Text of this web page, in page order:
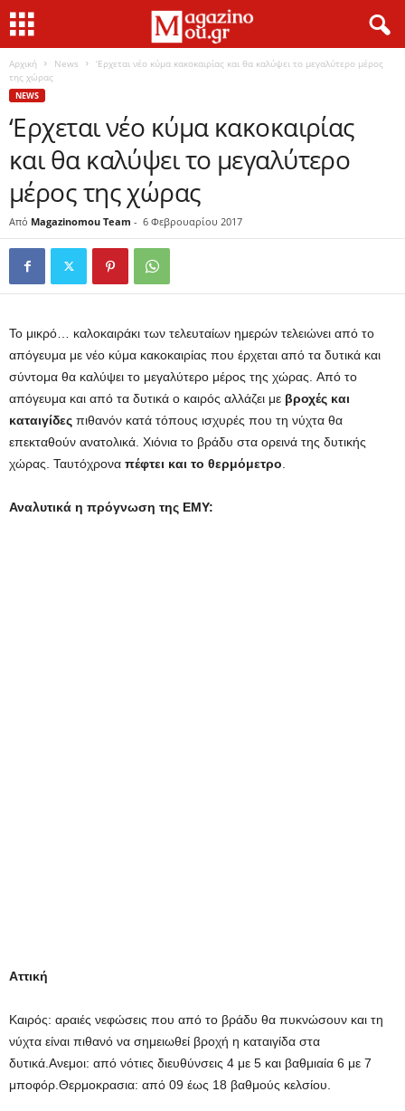
Αρχική News
‘Ερχεται νέο κύμα κακοκαιρίας και θα καλύψει το μεγαλύτερο μέρος
της χώρας
NEWS
‘Ερχεται νέο κύμα κακοκαιρίας
και θα καλύψει το μεγαλύτερο
μέρος της χώρας
Από Magazinomou Team - 6 Φεβρουαρίου 2017
Το μικρό… καλοκαιράκι των τελευταίων ημερών τελειώνει από το
απόγευμα με νέο κύμα κακοκαιρίας που έρχεται από τα δυτικά και
σύντομα θα καλύψει το μεγαλύτερο μέρος της χώρας. Από το
απόγευμα και από τα δυτικά ο καιρός αλλάζει με βροχές και
καταιγίδες πιθανόν κατά τόπους ισχυρές που τη νύχτα θα
επεκταθούν ανατολικά. Χιόνια το βράδυ στα ορεινά της δυτικής
χώρας. Ταυτόχρονα πέφτει και το θερμόμετρο
Αναλυτικά η πρόγνωση της ΕΜΥ:
Αττική
Καιρός: αραιές νεφώσεις που από το βράδυ θα πυκνώσουν και τη
νύχτα είναι πιθανό να σημειωθεί βροχή η καταιγίδα στα
δυτικά.Ανεμοι: από νότιες διευθύνσεις 4 με 5 και βαθμιαία 6 με 7
μποφόρ.Θερμοκρασια: από 09 έως 18 βαθμούς κελσίου.